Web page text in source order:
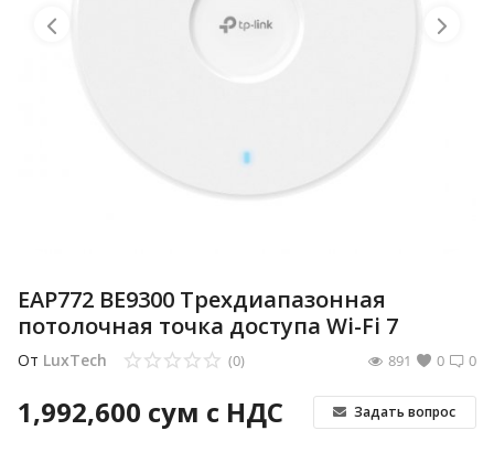
EAP772 BE9300 Трехдиапазонная
потолочная точка доступа Wi-Fi 7
От LuxTech 0
(0) 0
891
1,992,600 сум с НДС Задать вопрос